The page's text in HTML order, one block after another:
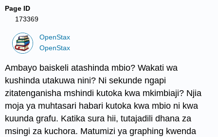
Page ID
173369
OpenStax
OpenStax
Ambayo baiskeli atashinda mbio? Wakati wa
kushinda utakuwa nini? Ni sekunde ngapi
zitatenganisha mshindi kutoka kwa mkimbiaji? Njia
moja ya muhtasari habari kutoka kwa mbio ni kwa
kuunda grafu. Katika sura hii, tutajadili dhana za
msingi za kuchora. Matumizi ya graphing kwenda